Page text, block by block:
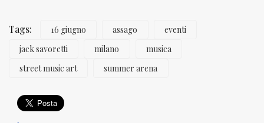
Tags: 16 giugno assago
eventi
jack savoretti
milano
musica
street music art
summer arena